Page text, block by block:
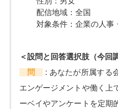
配信地域：全国
対象条件：企業の人事
＜設問と回答選択肢（今回
問
: あなたが所属する
エンゲージメントや働く上
ーベイやアンケートを定期